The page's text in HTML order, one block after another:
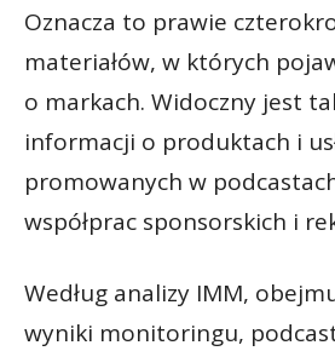
Oznacza to prawie
materiałów, w których
o markach. Widoczny jest
informacji o produktach i
promowanych w
współprac sponsorskich i
Według analizy IMM,
wyniki monitoringu,